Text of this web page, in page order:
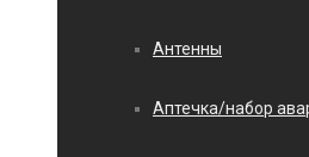
Антенны
Аптечка/набор